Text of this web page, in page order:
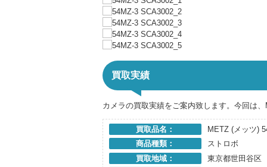
買取実績
カメラの買取実績をご案内致します。今回は
買取品名：
METZ (メッツ)
商品種類：
ストロボ
買取地域：
東京都世田谷区